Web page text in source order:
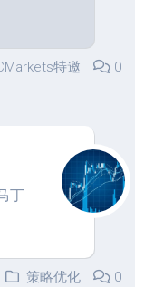
特邀
0
丁
策略优化
0